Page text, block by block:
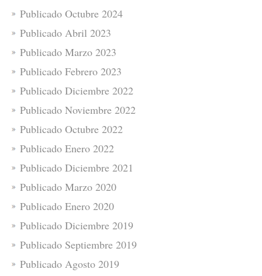
Publicado Octubre 2024
Publicado Abril 2023
Publicado Marzo 2023
Publicado Febrero 2023
Publicado Diciembre 2022
Publicado Noviembre 2022
Publicado Octubre 2022
Publicado Enero 2022
Publicado Diciembre 2021
Publicado Marzo 2020
Publicado Enero 2020
Publicado Diciembre 2019
Publicado Septiembre 2019
Publicado Agosto 2019